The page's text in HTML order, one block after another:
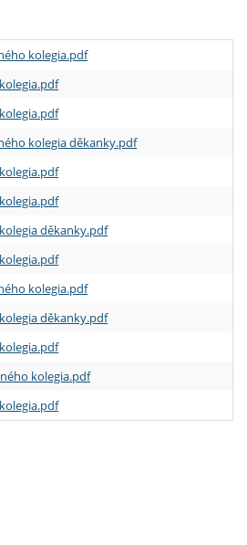
kolegia.pdf
kolegia děkanky.pdf
děkanky.pdf
kolegia.pdf
děkanky.pdf
kolegia.pdf